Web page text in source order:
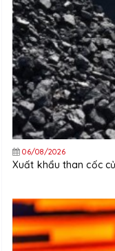
06/08/2026
Xuất khẩu than cốc